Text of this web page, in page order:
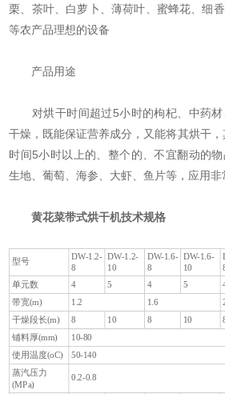
栗、茶叶、白萝卜、薄荷叶、蜜蜂花、细
等农产品理想的设备
产品用途
对烘干时间超过5小时的枸杞、中药材
干燥，既能保证营养成分，又能将其烘干
时间5小时以上的、整个的、不宜翻动的物
生地、葡萄、海参、大虾、鱼片等，应用非
黄花菜带式烘干机技术规格
型号
DW-1.2-
8
DW-1.2-
10
DW-1.6-
8
DW-1.6-
10
单元数
4 5 4 5
带宽(m)
1.2 1.6
干燥段长(m)
8 10 8 10
铺料厚(mm)
10-80
使用温度(oC)
50-140
蒸汽压力
(MPa)
0.2-0.8